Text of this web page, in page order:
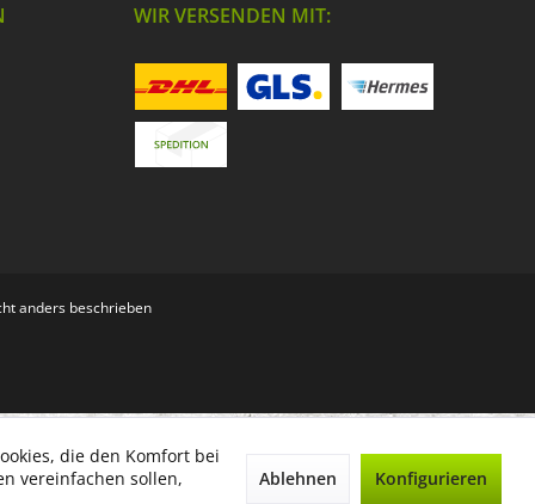
WIR VERSENDEN MIT:
anders beschrieben
die den Komfort bei
vereinfachen sollen,
Ablehnen Konfigurieren